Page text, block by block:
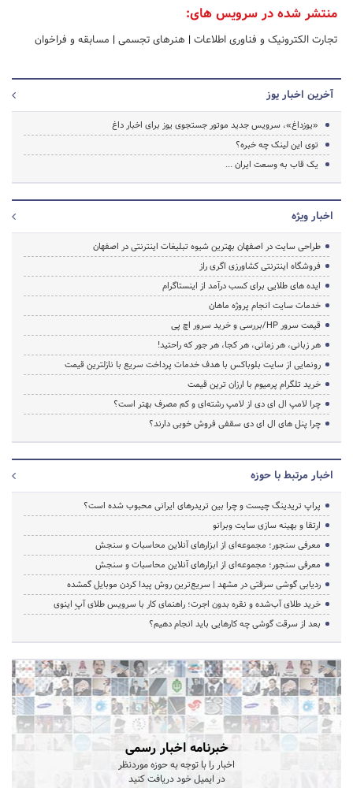
منتشر شده در سرویس های:
تجارت الکترونیک و فناوری اطلاعات | هنرهای تجسمی | مسابقه و فراخوان
آخرین اخبار یوز
«یوزداغ»، سرویس جدید موتور جستجوی یوز برای اخبار داغ
توی این لینک چه خبره؟
یک قاب به وسعت ایران ...
اخبار ویژه
طراحی سایت در اصفهان بهترین شیوه تبلیغات اینترنتی در اصفهان
فروشگاه اینترنتی کشاورزی اگری راز
ایده های طلایی برای کسب درآمد از اینستاگرام
خدمات سایت انجام پروژه ماهان
قیمت سرور HP/بررسی و خرید سرور اچ پی
هر زبانی، هر زمانی، هر کجا، هر جور که راحتید!
رونمایی از سایت بلوباکس با هدف خدمات پرداخت سریع با نازلترین قیمت
خرید تلگرام پرمیوم با ارزان ترین قیمت
چرا لامپ ال ای دی از لامپ رشته‌ای و کم مصرف بهتر است؟
چرا پنل های ال ای دی سقفی فروش خوبی دارند؟
اخبار مرتبط با حوزه
پراپ تریدینگ چیست و چرا بین تریدرهای ایرانی محبوب شده است؟
ارتقا و بهینه سازی سایت وبرانو
معرفی سنجور؛ مجموعه‌ای از ابزارهای آنلاین محاسبات و سنجش
معرفی سنجور؛ مجموعه‌ای از ابزارهای آنلاین محاسبات و سنجش
ردیابی گوشی سرقتی در مشهد | سریع‌ترین روش پیدا کردن موبایل گمشده
خرید طلای آب‌شده و نقره بدون اجرت؛ راهنمای کار با سرویس طلای آپِ اینوی
بعد از سرقت گوشی چه کارهایی باید انجام دهیم؟
خبرنامه اخبار رسمی
اخبار را با توجه به حوزه موردنظر
در ایمیل خود دریافت کنید